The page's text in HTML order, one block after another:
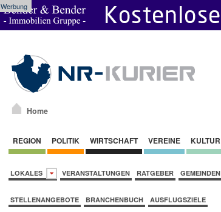
Werbung
Home
REGION POLITIK WIRTSCHAFT VEREINE KULTUR
LOKALES VERANSTALTUNGEN RATGEBER GEMEINDEN
STELLENANGEBOTE BRANCHENBUCH AUSFLUGSZIELE